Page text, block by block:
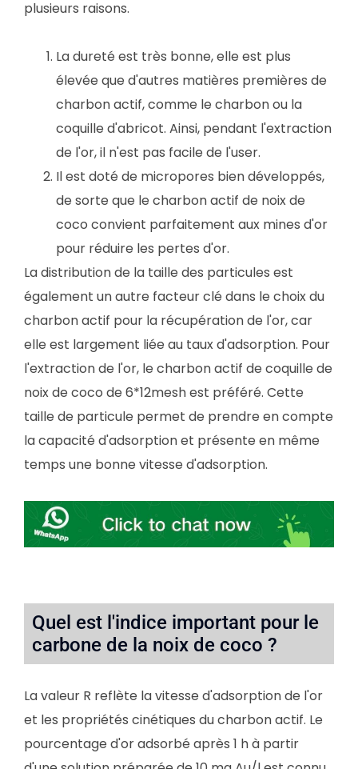
plusieurs raisons.
La dureté est très bonne, elle est plus
élevée que d'autres matières premières de
charbon actif, comme le charbon ou la
coquille d'abricot. Ainsi, pendant l'extraction
de l'or, il n'est pas facile de l'user.
Il est doté de micropores bien développés,
de sorte que le charbon actif de noix de
coco convient parfaitement aux mines d'or
pour réduire les pertes d'or.
La distribution de la taille des particules est
également un autre facteur clé dans le choix du
charbon actif pour la récupération de l'or, car
elle est largement liée au taux d'adsorption. Pour
l'extraction de l'or, le charbon actif de coquille de
noix de coco de 6*12mesh est préféré. Cette
taille de particule permet de prendre en compte
la capacité d'adsorption et présente en même
temps une bonne vitesse d'adsorption.
Quel est l'indice important pour le
carbone de la noix de coco ?
La valeur R reflète la vitesse d'adsorption de l'or
et les propriétés cinétiques du charbon actif. Le
pourcentage d'or adsorbé après 1 h à partir